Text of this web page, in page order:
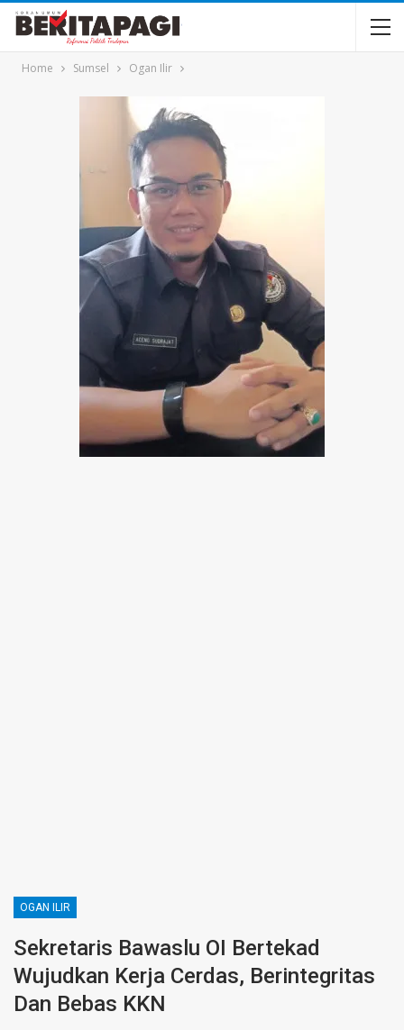
Home Sumsel Ogan Ilir
OGAN ILIR
Sekretaris Bawaslu OI Bertekad
Wujudkan Kerja Cerdas, Berintegritas
Dan Bebas KKN